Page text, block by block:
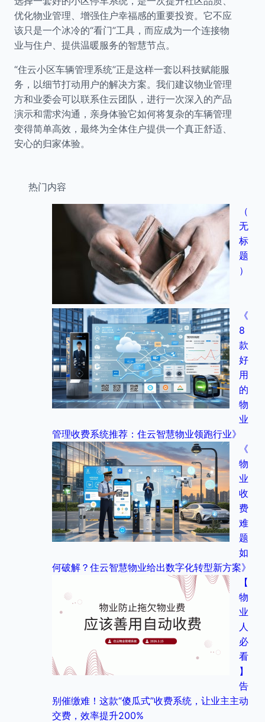
优化物业管理、增强住户幸福感的重要投资。它不应
该只是一个冰冷的“看门”工具，而应成为一个连接物
业与住户、提供温暖服务的智慧节点。
“住云小区车辆管理系统”正是这样一套以科技赋能服
务，以细节打动用户的解决方案。我们建议物业管理
方和业委会可以联系住云团队，进行一次深入的产品
演示和需求沟通，亲身体验它如何将复杂的车辆管理
变得简单高效，最终为全体住户提供一个真正舒适、
安心的归家体验。
热门内容
（
无
标
题
）
《
8
款
好
用
的
物
业
管理收费系统推荐：住云智慧物业领跑行业》
《
物
业
收
费
难
题
如
何破解？住云智慧物业给出数字化转型新方案》
【
物
业
人
必
看
】
告
别催缴难！这款“傻瓜式”收费系统，让业主主动
交费，效率提升200%